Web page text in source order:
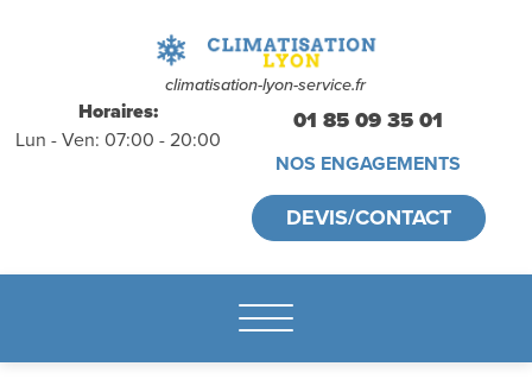
climatisation-lyon-service.fr
Horaires:
Lun - Ven: 07:00 - 20:00
01 85 09 35 01
NOS ENGAGEMENTS
DEVIS/CONTACT
déplacements
gratuitssans
engagement
appelez-nous :
01.85.09.35.01